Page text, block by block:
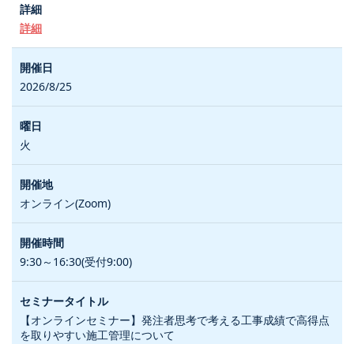
詳細
2026/8/25
火
オンライン(Zoom)
9:30～16:30(受付9:00)
【オンラインセミナー】発注者思考で考える工事成績で高得点
を取りやすい施工管理について